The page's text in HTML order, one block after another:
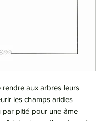
aux arbres leurs
les champs arides
pitié pour une âme